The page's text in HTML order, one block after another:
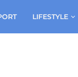
LIFESTYLE